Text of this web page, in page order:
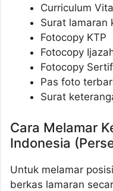
Curriculum
Surat lamaran
Fotocopy KTP
Fotocopy
Fotocopy
Pas foto
Surat
Cara Melamar
Indonesia
Untuk melamar
berkas lamaran